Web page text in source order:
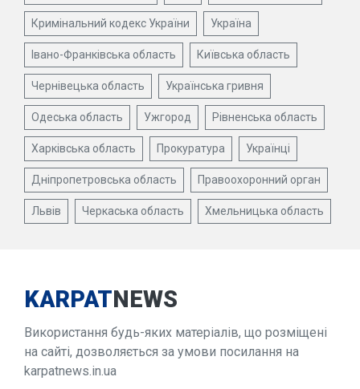
Кримінальний кодекс України Україна
Івано-Франківська область Київська область
Чернівецька область Українська гривня
Одеська область Ужгород Рівненська область
Харківська область Прокуратура Українці
Дніпропетровська область Правоохоронний орган
Львів Черкаська область Хмельницька область
KARPATNEWS
Використання будь-яких матеріалів, що розміщені
на сайті, дозволяється за умови посилання на
karpatnews.in.ua